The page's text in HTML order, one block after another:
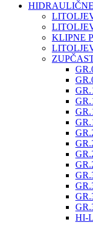
KLIPNE
HI-